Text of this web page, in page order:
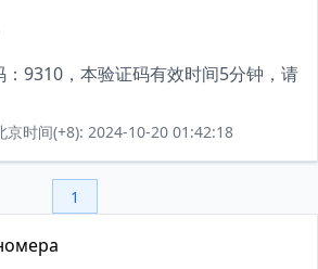
：9310，本验证码有效时间5分钟，请
时间(+8): 2024-10-20 01:42:18
1